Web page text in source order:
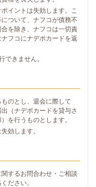
イントは失効します。こ
ついて、ナフコが債務不
を除き、ナフコは一切責
フコにナデポカードを返
できません。
のとし、退会に際して
（ナデポカードを貸与さ
を行うものとします。
効します。
するお問合わせ・ご相談
ださい。